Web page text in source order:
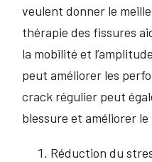
veulent donner le
thérapie des fissures
la mobilité et
peut améliorer les
crack régulier peut
blessure et améliorer
Réduction du